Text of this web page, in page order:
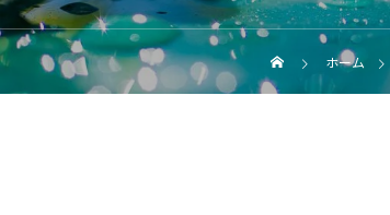
ホーム